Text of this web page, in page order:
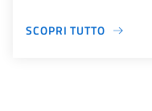
SCOPRI TUTTO